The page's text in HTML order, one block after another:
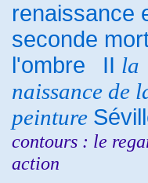
renaissance
seconde
l'ombre
II la
naissance de
peinture
contours : le
action